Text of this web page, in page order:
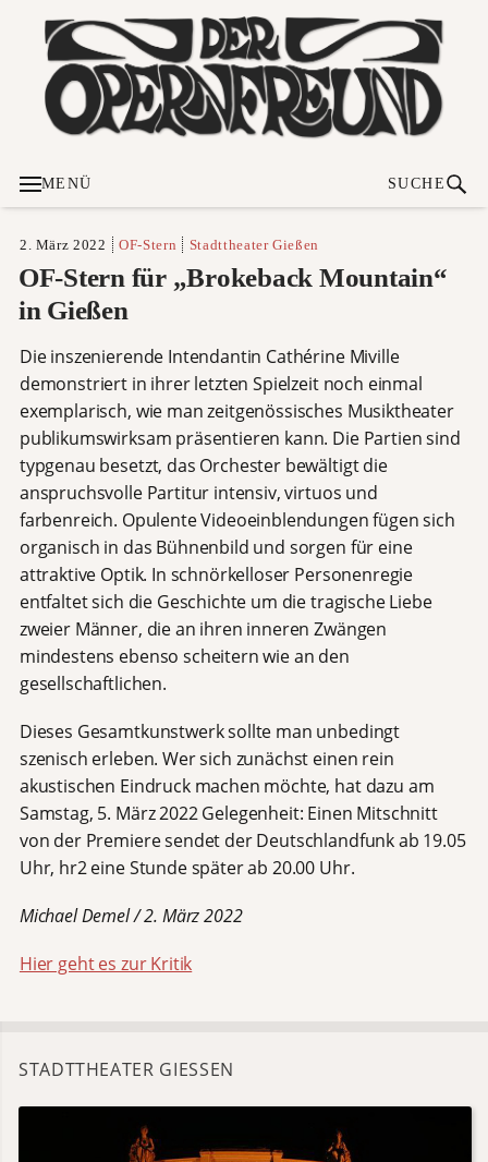
MENÜ SUCHE
2. März 2022 OF-Stern Stadttheater Gießen
OF-Stern für „Brokeback Mountain“
in Gießen
Die inszenierende Intendantin Cathérine Miville
demonstriert in ihrer letzten Spielzeit noch einmal
exemplarisch, wie man zeitgenössisches Musiktheater
publikumswirksam präsentieren kann. Die Partien sind
typgenau besetzt, das Orchester bewältigt die
anspruchsvolle Partitur intensiv, virtuos und
farbenreich. Opulente Videoeinblendungen fügen sich
organisch in das Bühnenbild und sorgen für eine
attraktive Optik. In schnörkelloser Personenregie
entfaltet sich die Geschichte um die tragische Liebe
zweier Männer, die an ihren inneren Zwängen
mindestens ebenso scheitern wie an den
gesellschaftlichen.
Dieses Gesamtkunstwerk sollte man unbedingt
szenisch erleben. Wer sich zunächst einen rein
akustischen Eindruck machen möchte, hat dazu am
Samstag, 5. März 2022 Gelegenheit: Einen Mitschnitt
von der Premiere sendet der Deutschlandfunk ab 19.05
Uhr, hr2 eine Stunde später ab 20.00 Uhr.
Michael Demel / 2. März 2022
Hier geht es zur Kritik
STADTTHEATER GIESSEN